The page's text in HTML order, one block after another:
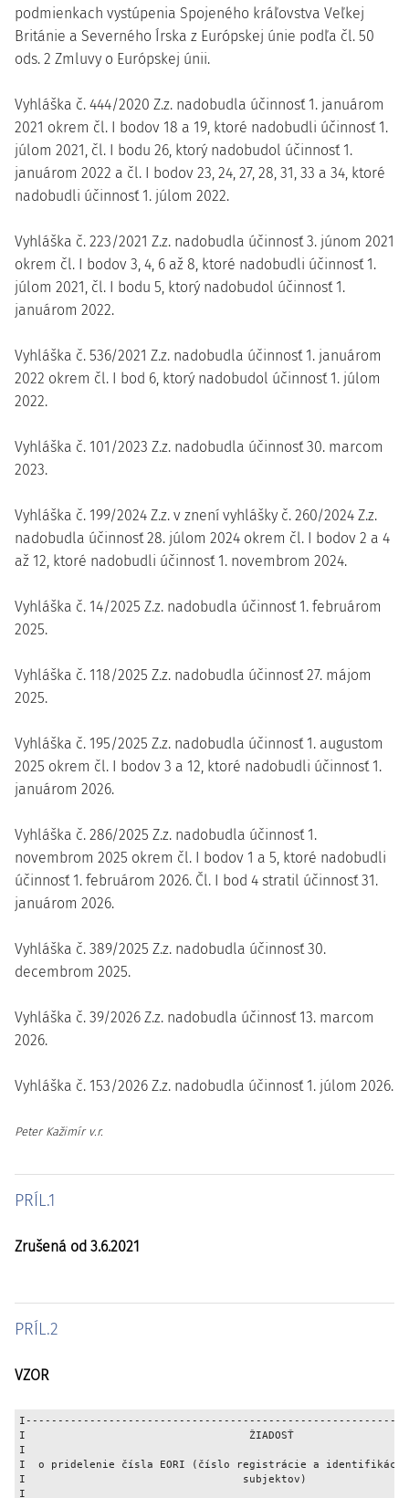
podmienkach vystúpenia Spojeného kráľovstva Veľkej
Británie a Severného Írska z Európskej únie podľa čl. 50
ods. 2 Zmluvy o Európskej únii.
Vyhláška č. 444/2020 Z.z. nadobudla účinnosť 1. januárom
2021 okrem čl. I bodov 18 a 19, ktoré nadobudli účinnosť 1.
júlom 2021, čl. I bodu 26, ktorý nadobudol účinnosť 1.
januárom 2022 a čl. I bodov 23, 24, 27, 28, 31, 33 a 34, ktoré
nadobudli účinnosť 1. júlom 2022.
Vyhláška č. 223/2021 Z.z. nadobudla účinnosť 3. júnom 2021
okrem čl. I bodov 3, 4, 6 až 8, ktoré nadobudli účinnosť 1.
júlom 2021, čl. I bodu 5, ktorý nadobudol účinnosť 1.
januárom 2022.
Vyhláška č. 536/2021 Z.z. nadobudla účinnosť 1. januárom
2022 okrem čl. I bod 6, ktorý nadobudol účinnosť 1. júlom
2022.
Vyhláška č. 101/2023 Z.z. nadobudla účinnosť 30. marcom
2023.
Vyhláška č. 199/2024 Z.z. v znení vyhlášky č. 260/2024 Z.z.
nadobudla účinnosť 28. júlom 2024 okrem čl. I bodov 2 a 4
až 12, ktoré nadobudli účinnosť 1. novembrom 2024.
Vyhláška č. 14/2025 Z.z. nadobudla účinnosť 1. februárom
2025.
Vyhláška č. 118/2025 Z.z. nadobudla účinnosť 27. májom
2025.
Vyhláška č. 195/2025 Z.z. nadobudla účinnosť 1. augustom
2025 okrem čl. I bodov 3 a 12, ktoré nadobudli účinnosť 1.
januárom 2026.
Vyhláška č. 286/2025 Z.z. nadobudla účinnosť 1.
novembrom 2025 okrem čl. I bodov 1 a 5, ktoré nadobudli
účinnosť 1. februárom 2026. Čl. I bod 4 stratil účinnosť 31.
januárom 2026.
Vyhláška č. 389/2025 Z.z. nadobudla účinnosť 30.
decembrom 2025.
Vyhláška č. 39/2026 Z.z. nadobudla účinnosť 13. marcom
2026.
Vyhláška č. 153/2026 Z.z. nadobudla účinnosť 1. júlom 2026.
Peter Kažimír v.r.
PRÍL.1
Zrušená od 3.6.2021
PRÍL.2
VZOR
I                                   ŽIADOSŤ
I
I  o pridelenie čísla EORI (číslo registrácie a identifikácie
I                                  subjektov)
I